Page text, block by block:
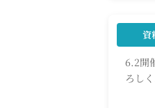
資
6.2開
ろし